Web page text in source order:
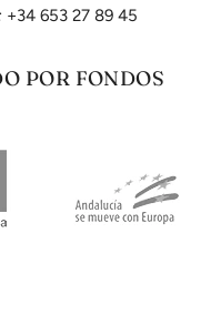
+34 653 27 89 45
POR FONDOS